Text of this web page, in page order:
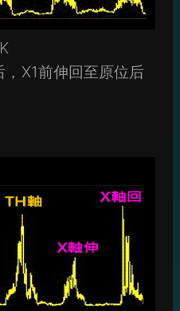
X1前伸回至原位后